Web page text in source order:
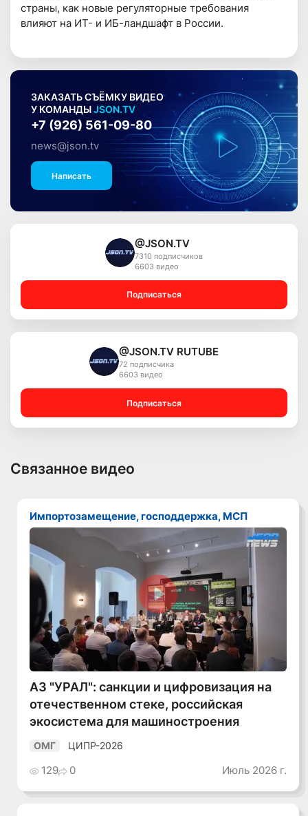
страны, как новые регуляторные требования
влияют на ИТ- и ИБ-ландшафт в России.
ЗАКАЗАТЬ СЪЁМКУ ВИДЕО
У КОМАНДЫJSON.TV
+7 (926) 561-09-80
news@json.tv
Написать
@JSON.TV
7310 подписчиков
6603 видео
Подписаться
@JSON.TV RUTUBE
72 подписчика
6603 видео
Подписаться
Связанное видео
Импортозамещение, господдержка, МСП
Смотреть видео
АЗ "УРАЛ": санкции и цифровизация на
отечественном стеке, российская
экосистема для машиностроения
ОМГ ЦИПР-2026
129 0 Июль 2026 г.